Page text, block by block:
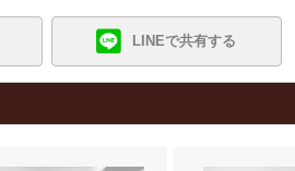
LINEで共有する